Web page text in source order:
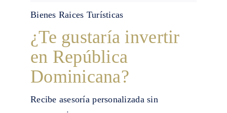
Bienes Raices Turísticas
¿Te gustaría invertir
en República
Dominicana?
Recibe asesoría personalizada sin